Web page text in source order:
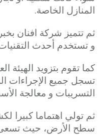
المنازل الخاصة.
ثم تتميز شركة افنان
و تستخدم أحدث
كما تقوم بتزويد الهيئة
تسجل جميع الإجراءات
التسريبات و معالجة
ثم تولي اهتماما كبيرا
سطح الأرض، حيث تسعى